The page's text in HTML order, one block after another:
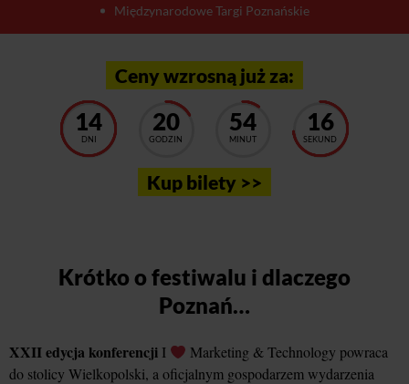
Międzynarodowe Targi Poznańskie
Ceny wzrosną już za:
14
DNI
20
GODZIN
54
MINUT
12
SEKUND
Kup bilety >>
Krótko o festiwalu i dlaczego
Poznań…
XXII edycja konferencji I
Marketing & Technology powraca
do stolicy Wielkopolski, a oficjalnym gospodarzem wydarzenia